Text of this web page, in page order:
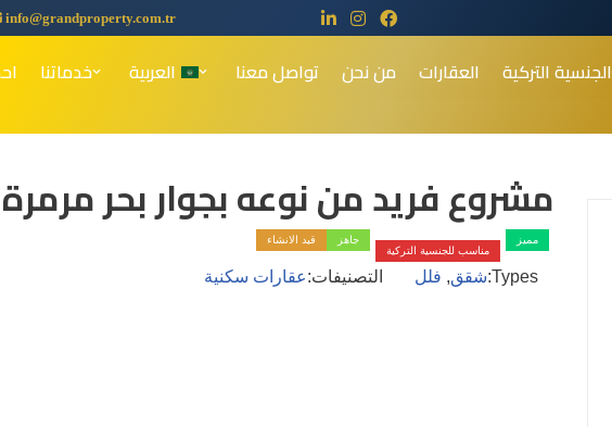
info@grandproperty.com.tr
الجنسية التركية العقارات من نحن تواصل معنا العربية خدماتنا
مشروع فريد من نوعه بجوار بحر مرمرة GP-151
مميز
مناسب للجنسية التركية
جاهز قيد الانشاء
Types: شقق, فلل التصنيفات:عقارات سكنية